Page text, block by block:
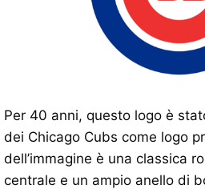
Per 40 anni, questo logo è
dei Chicago Cubs come logo
dell’immagine è una classica
centrale e un ampio anello di